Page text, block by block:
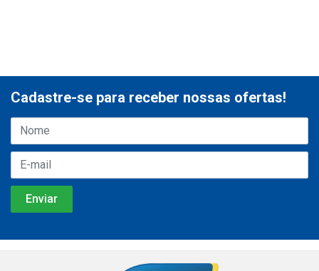
Cadastre-se para receber nossas ofertas!